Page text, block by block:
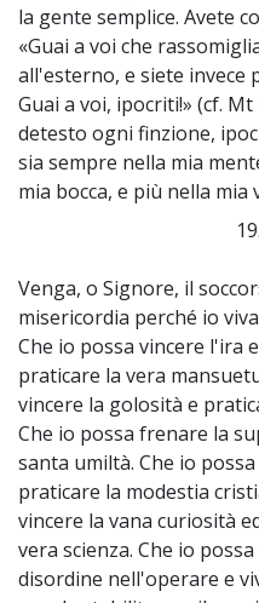
la gente semplice. Avete
«Guai a voi che
all'esterno, e siete invece
Guai a voi, ipocriti!» (cf.
detesto ogni finzione,
sia sempre nella mia
mia bocca, e più nella mia
19.
Venga, o Signore, il
misericordia perché io
Che io possa vincere l'ira
praticare la vera
vincere la golosità e
Che io possa frenare la
santa umiltà. Che io
praticare la modestia
vincere la vana curiosità
vera scienza. Che io
disordine nell'operare e